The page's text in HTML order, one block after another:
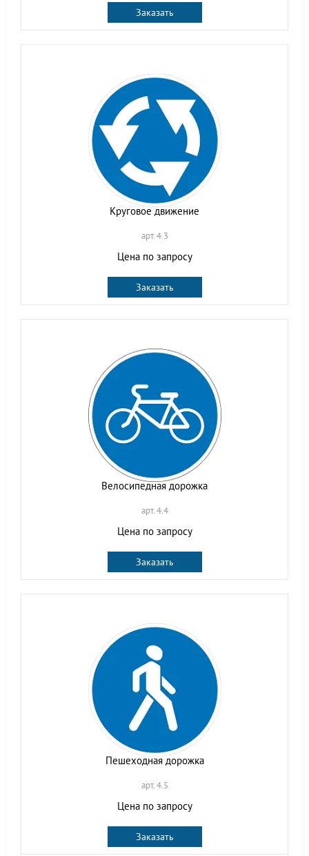
Заказать
Круговое движение
арт. 4.3
Цена по запросу
Заказать
Велосипедная дорожка
арт. 4.4
Цена по запросу
Заказать
Пешеходная дорожка
арт. 4.5
Цена по запросу
Заказать